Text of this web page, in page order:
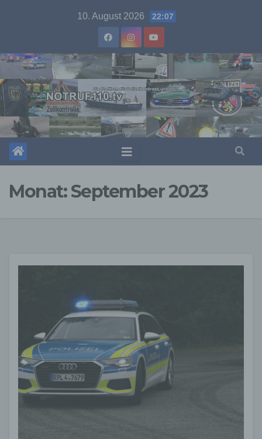
10. August 2026 22:07
Monat:September 2023